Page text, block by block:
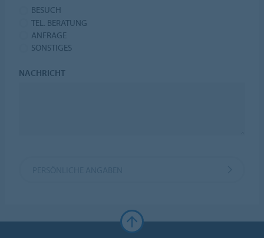
BESUCH
TEL. BERATUNG
ANFRAGE
SONSTIGES
NACHRICHT